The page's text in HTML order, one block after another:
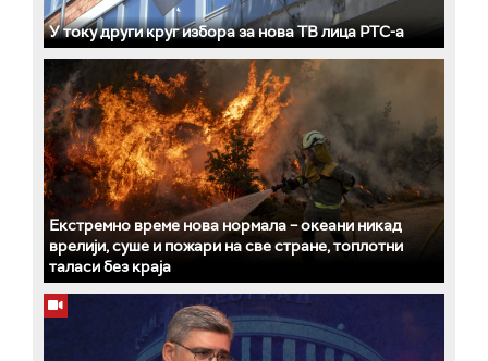
У току други круг избора за нова ТВ лица РТС-а
Екстремно време нова нормала – океани никад
врелији, суше и пожари на све стране, топлотни
таласи без краја